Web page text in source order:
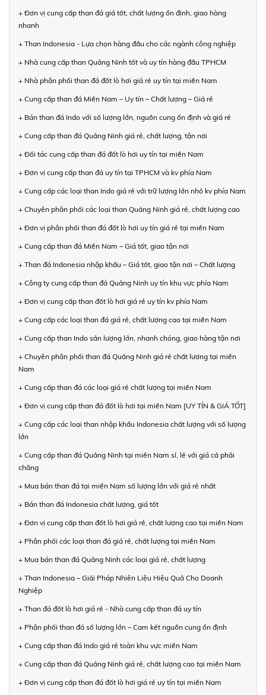
+ Đơn vị cung cấp than đá giá tốt, chất lượng ổn định, giao hàng
nhanh
+ Than Indonesia - Lựa chọn hàng đầu cho các ngành công nghiệp
+ Nhà cung cấp than Quảng Ninh tốt và uy tín hàng đầu TPHCM
+ Nhà phân phối than đá đốt lò hơi giá rẻ uy tín tại miền Nam
+ Cung cấp than đá Miền Nam – Uy tín – Chất lượng – Giá rẻ
+ Bán than đá Indo với số lượng lớn, nguồn cung ổn định và giá rẻ
+ Cung cấp than đá Quảng Ninh giá rẻ, chất lượng, tận nơi
+ Đối tác cung cấp than đá đốt lò hơi uy tín tại miền Nam
+ Đơn vị cung cấp than đá uy tín tại TPHCM và kv phía Nam
+ Cung cấp các loại than Indo giá rẻ với trữ lượng lớn nhỏ kv phía Nam
+ Chuyên phân phối các loại than Quảng Ninh giá rẻ, chất lượng cao
+ Đơn vị phân phối than đá đốt lò hơi uy tín giá rẻ tại miền Nam
+ Cung cấp than đá Miền Nam – Giá tốt, giao tận nơi
+ Than đá Indonesia nhập khẩu – Giá tốt, giao tận nơi – Chất lượng
+ Công ty cung cấp than đá Quảng Ninh uy tín khu vực phía Nam
+ Đơn vị cung cấp than đốt lò hơi giá rẻ uy tín kv phía Nam
+ Cung cấp các loại than đá giá rẻ, chất lượng cao tại miền Nam
+ Cung cấp than Indo sản lượng lớn, nhanh chóng, giao hàng tận nơi
+ Chuyên phân phối than đá Quảng Ninh giá rẻ chất lượng tại miền
Nam
+ Cung cấp than đá các loại giá rẻ chất lượng tại miền Nam
+ Đơn vị cung cấp than đá đốt lò hơi tại miền Nam [UY TÍN & GIÁ TỐT]
+ Cung cấp các loại than nhập khẩu Indonesia chất lượng với số lượng
lớn
+ Cung cấp than đá Quảng Ninh tại miền Nam sỉ, lẻ với giá cả phải
chăng
+ Mua bán than đá tại miền Nam số lượng lớn với giá rẻ nhất
+ Bán than đá Indonesia chất lượng, giá tốt
+ Đơn vị cung cấp than đốt lò hơi giá rẻ, chất lượng cao tại miền Nam
+ Phân phối các loại than đá giá rẻ, chất lượng tại miền Nam
+ Mua bán than đá Quảng Ninh các loại giá rẻ, chất lượng
+ Than Indonesia – Giải Pháp Nhiên Liệu Hiệu Quả Cho Doanh
Nghiệp
+ Than đá đốt lò hơi giá rẻ - Nhà cung cấp than đá uy tín
+ Phân phối than đá số lượng lớn – Cam kết nguồn cung ổn định
+ Cung cấp than đá Indo giá rẻ toàn khu vực miền Nam
+ Cung cấp than đá Quảng Ninh giá rẻ, chất lượng cao tại miền Nam
+ Đơn vị cung cấp than đá đốt lò hơi giá rẻ uy tín tại miền Nam